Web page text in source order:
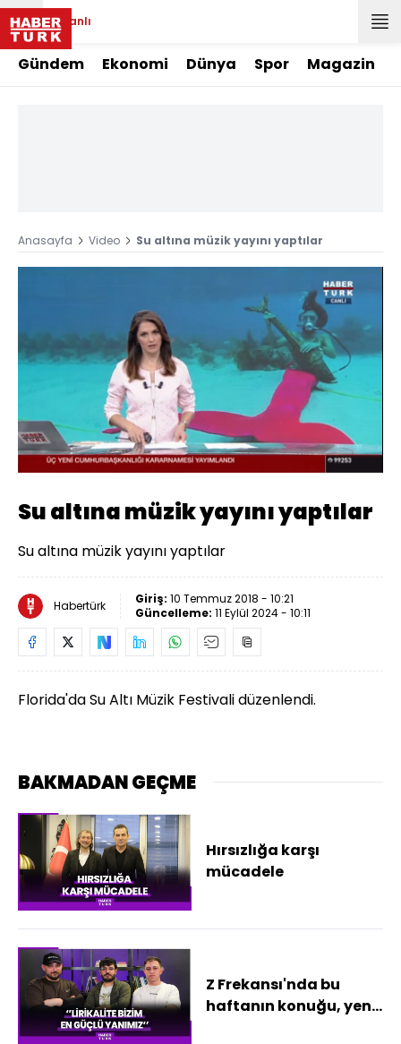
Canlı
Gündem Ekonomi Dünya Spor Magazin
Anasayfa Video Su altına müzik yayını yaptılar
Sesi
Aç
Yüklendi:
31.50%
Oynatma
Hızı
Su altına müzik yayını yaptılar
Su altına müzik yayını yaptılar
Habertürk Giriş: 10 Temmuz 2018 - 10:21
Güncelleme: 11 Eylül 2024 - 10:11
Florida'da Su Altı Müzik Festivali düzenlendi.
BAKMADAN GEÇME
Hırsızlığa karşı
mücadele
Z Frekansı'nda bu
haftanın konuğu, yeni